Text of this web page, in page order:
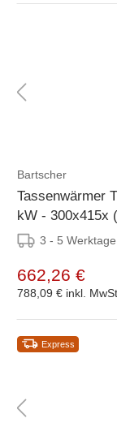
Bartscher
Tassenwärmer
kW - 300x415x
3 - 5 Werktage
662,26 €
788,09 € inkl. MwSt.
Express